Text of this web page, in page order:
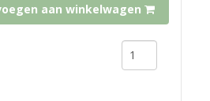
aan winkelwagen